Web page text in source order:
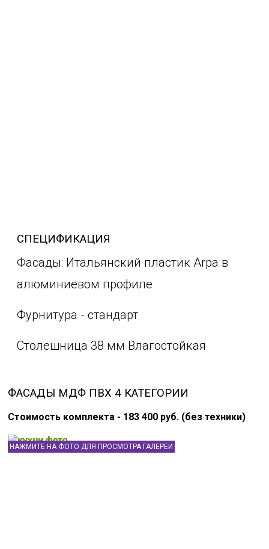
СПЕЦИФИКАЦИЯ
Фасады: Итальянский пластик Arpa в
алюминиевом профиле
Фурнитура - стандарт
Столешница 38 мм Влагостойкая
ФАСАДЫ МДФ ПВХ 4 КАТЕГОРИИ
Стоимость комплекта - 183 400 руб. (без техники)
НАЖМИТЕ НА ФОТО ДЛЯ ПРОСМОТРА ГАЛЕРЕИ